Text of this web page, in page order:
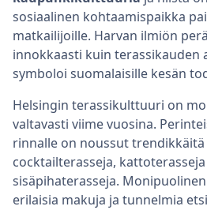
sosiaalinen kohtaamispaikka
matkailijoille. Harvan ilmiön
innokkaasti kuin terassikauden
symboloi suomalaisille kesän
Helsingin terassikulttuuri on
valtavasti viime vuosina.
rinnalle on noussut trendikkäitä
cocktailterasseja,
sisäpihaterasseja.
erilaisia makuja ja tunnelmia